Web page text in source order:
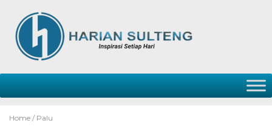
Home / Palu